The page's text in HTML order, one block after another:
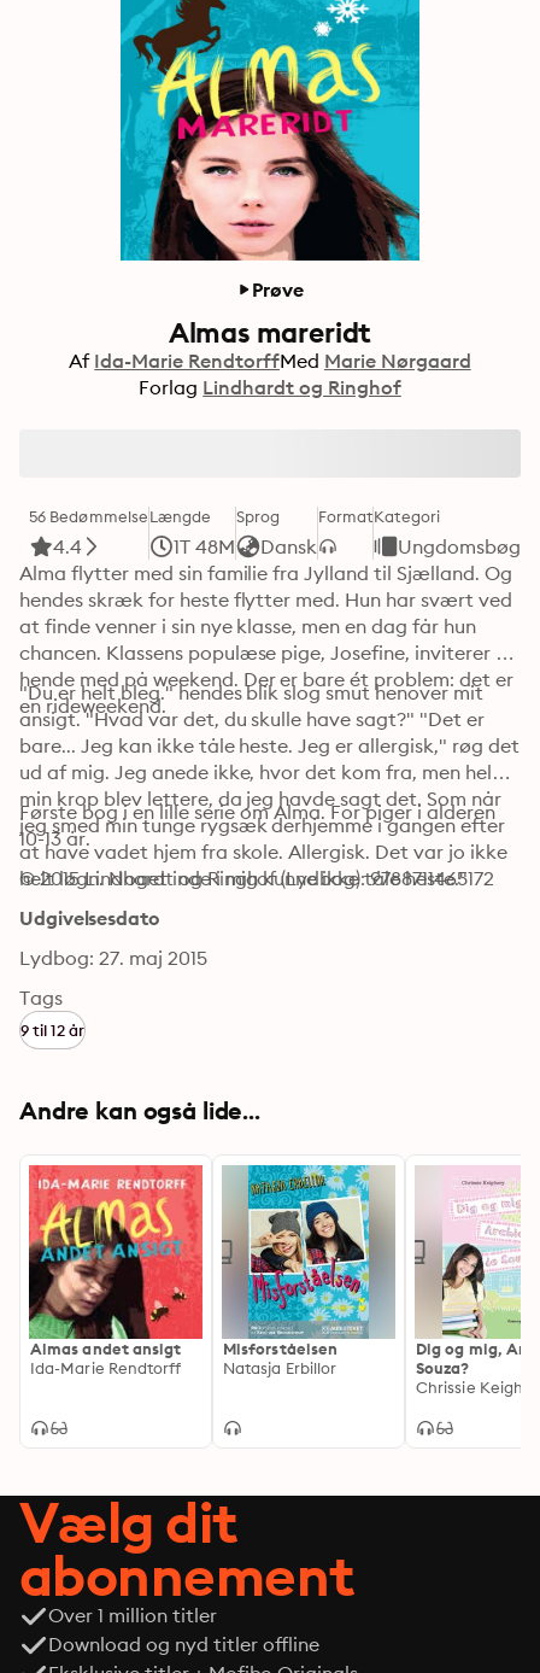
Prøve
Almas mareridt
Af Ida-Marie RendtorffMed Marie Nørgaard
Forlag Lindhardt og Ringhof
56 Bedømmelse
4.4
Længde
1T 48M
Sprog
Dansk
FormatKategori
Ungdomsbøger
Alma flytter med sin familie fra Jylland til Sjælland. Og
hendes skræk for heste flytter med. Hun har svært ved
at finde venner i sin nye klasse, men en dag får hun
chancen. Klassens populæse pige, Josefine, inviterer
hende med på weekend. Der er bare ét problem: det er
en rideweekend.
"Du er helt bleg." hendes blik slog smut henover mit
ansigt. "Hvad var det, du skulle have sagt?" "Det er
bare... Jeg kan ikke tåle heste. Jeg er allergisk," røg det
ud af mig. Jeg anede ikke, hvor det kom fra, men hele
min krop blev lettere, da jeg havde sagt det. Som når
jeg smed min tunge rygsæk derhjemme i gangen efter
at have vadet hjem fra skole. Allergisk. Det var jo ikke
helt løgn. Noget inde i mig kunne ikke tåle heste."
Første bog i en lille serie om Alma. For piger i alderen
10-13 år.
© 2015 Lindhardt og Ringhof (Lydbog): 9788711465172
Udgivelsesdato
Lydbog: 27. maj 2015
Tags
9 til 12 år
Andre kan også lide...
Almas andet ansigt
Ida-Marie Rendtorff
Misforståelsen
Natasja Erbillor
Dig og mig,
Souza?
Chrissie
Vælg dit
abonnement
Over 1 million titler
Download og nyd titler offline